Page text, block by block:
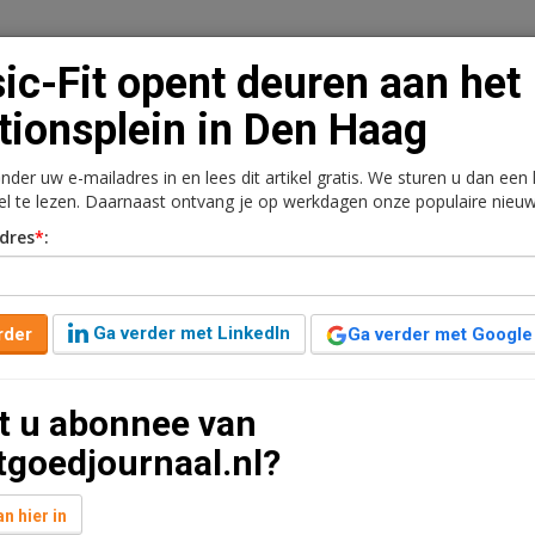
Vacaturebank Contact Abonnementen
aan het Stationsplein in
7 jaar geleden aangepast
langjarige huurovereenkomst getekend voor de
Den Haag.
Fit opent deuren aan het
in Den Haag
uw e-mailadres in en lees dit artikel gratis. We sturen u dan een
te lezen. Daarnaast ontvang je op werkdagen onze populaire
*:
Ga verder met LinkedIn Ga verder met Google
u abonnee van
hier in